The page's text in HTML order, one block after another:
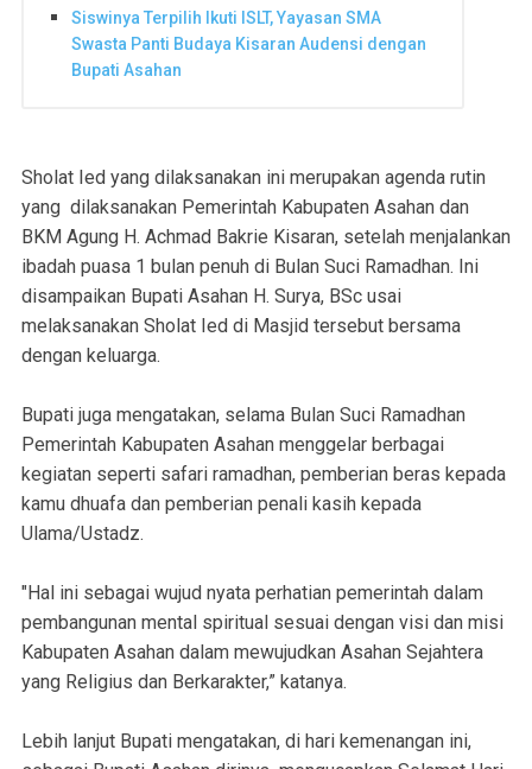
Siswinya Terpilih Ikuti ISLT, Yayasan SMA
Swasta Panti Budaya Kisaran Audensi dengan
Bupati Asahan
Sholat Ied yang dilaksanakan ini merupakan agenda rutin
yang dilaksanakan Pemerintah Kabupaten Asahan dan
BKM Agung H. Achmad Bakrie Kisaran, setelah menjalankan
ibadah puasa 1 bulan penuh di Bulan Suci Ramadhan. Ini
disampaikan Bupati Asahan H. Surya, BSc usai
melaksanakan Sholat Ied di Masjid tersebut bersama
dengan keluarga.
Bupati juga mengatakan, selama Bulan Suci Ramadhan
Pemerintah Kabupaten Asahan menggelar berbagai
kegiatan seperti safari ramadhan, pemberian beras kepada
kamu dhuafa dan pemberian penali kasih kepada
Ulama/Ustadz.
"Hal ini sebagai wujud nyata perhatian pemerintah dalam
pembangunan mental spiritual sesuai dengan visi dan misi
Kabupaten Asahan dalam mewujudkan Asahan Sejahtera
yang Religius dan Berkarakter,” katanya.
Lebih lanjut Bupati mengatakan, di hari kemenangan ini,